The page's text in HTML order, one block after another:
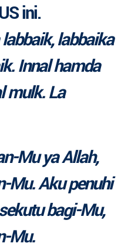
ini.
labbaika
Innal hamda
mulk. La
Mu ya Allah,
Mu. Aku penuhi
bagi-Mu,
Mu.